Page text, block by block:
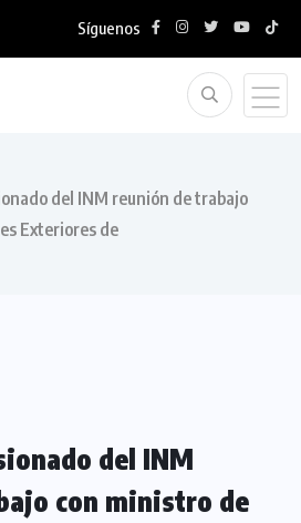
Síguenos
del INM reunión de trabajo
Exteriores de
del INM
con ministro de